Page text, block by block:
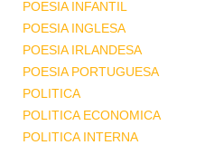
POESIA INFANTIL
POESIA INGLESA
POESIA IRLANDESA
POESIA PORTUGUESA
POLITICA
POLITICA ECONOMICA
POLITICA INTERNA